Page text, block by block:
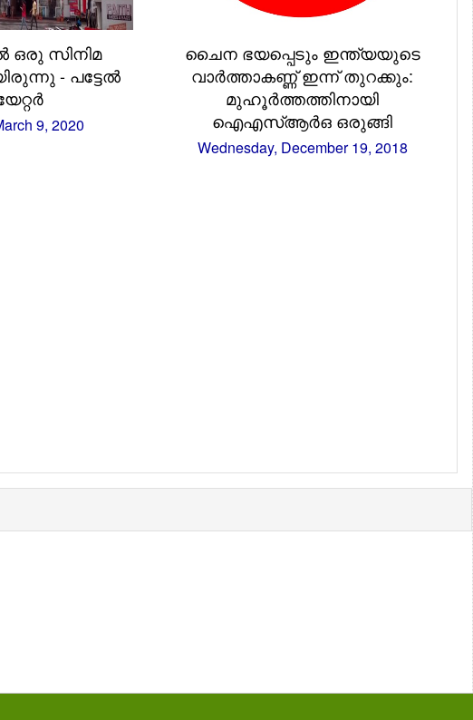
ഒരു സിനിമ
- പട്ടേല്‍
9, 2020
ചൈന ഭയപ്പെടും ഇന്ത്യയുടെ
വാര്‍ത്താകണ്ണ് ഇന്ന് തുറക്കും:
മുഹൂര്‍ത്തത്തിനായി
ഐഎസ്‌ആര്‍ഒ ഒരുങ്ങി
Wednesday, December 19, 2018